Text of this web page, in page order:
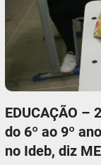
EDUCAÇÃO –
do 6º ao 9º
no Ideb, diz